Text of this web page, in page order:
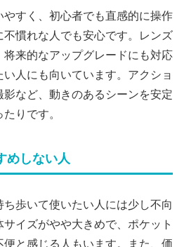
やすく、初心者でも直感的に操作
慣れな人でも安心です。レンズ
来的なアップグレードにも対応
人にも向いています。アクショ
など、動きのあるシーンを安定
りです。
めしない人
歩いて使いたい人には少し不向
イズがやや大きめで、ポケット
と感じる人もいます。また、価